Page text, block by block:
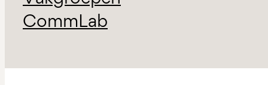
CommLab